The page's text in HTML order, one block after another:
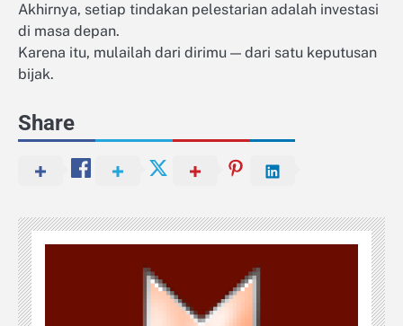
Akhirnya, setiap tindakan pelestarian adalah investasi
di masa depan.
Karena itu, mulailah dari dirimu — dari satu keputusan
bijak.
Share